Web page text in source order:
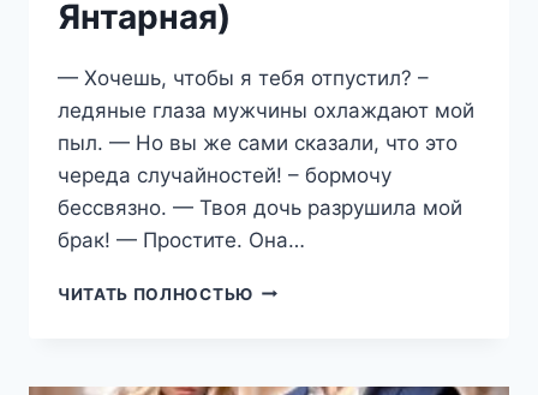
Янтарная)
— Хочешь, чтобы я тебя отпустил? –
ледяные глаза мужчины охлаждают мой
пыл. — Но вы же сами сказали, что это
череда случайностей! – бормочу
бессвязно. — Твоя дочь разрушила мой
брак! — Простите. Она…
ЧИТАТЬ ПОЛНОСТЬЮ МЫ
НА